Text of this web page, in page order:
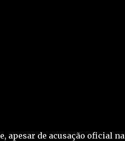
apesar de acusação oficial na